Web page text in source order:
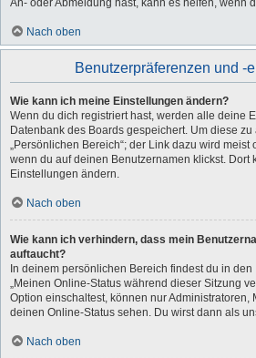
An- oder Abmeldung hast, kann es helfen, wenn
Nach oben
Benutzerpräferenzen und -
Wie kann ich meine Einstellungen ändern?
Wenn du dich registriert hast, werden alle deine
Datenbank des Boards gespeichert. Um diese
„Persönlichen Bereich“; der Link dazu wird
wenn du auf deinen Benutzernamen klickst. Dort
Einstellungen ändern.
Nach oben
Wie kann ich verhindern, dass mein
auftaucht?
In deinem persönlichen Bereich findest du in
„Meinen Online-Status während dieser Sitzung
Option einschaltest, können nur Administratoren,
deinen Online-Status sehen. Du wirst dann als
Nach oben